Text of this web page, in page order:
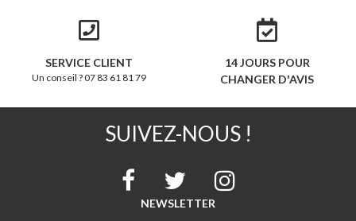
SERVICE CLIENT
Un conseil ? 07 83 61 81 79
14 JOURS POUR
CHANGER D'AVIS
SUIVEZ-NOUS !
NEWSLETTER